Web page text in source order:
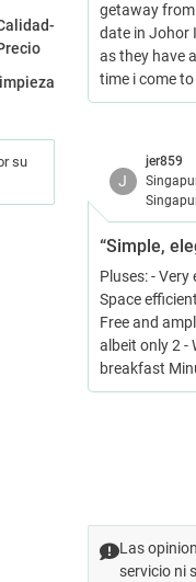
su
getaway from
date in Johor
as they have
time i come
J
jer859
“Simple,
Pluses: -
Space
Free and
albeit only 2 -
breakfast
Las
servicio ni